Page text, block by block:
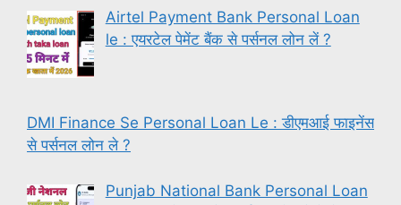
Airtel Payment Bank Personal Loan
le : एयरटेल पेमेंट बैंक से पर्सनल लोन लें ?
DMI Finance Se Personal Loan Le : डीएमआई फाइनेंस
से पर्सनल लोन ले ?
Punjab National Bank Personal Loan